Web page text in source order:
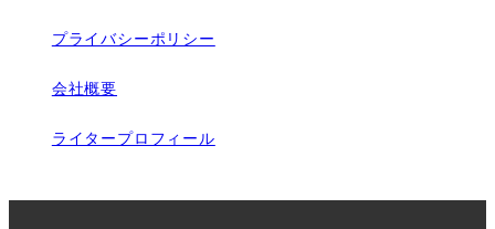
プライバシーポリシー
会社概要
ライタープロフィール